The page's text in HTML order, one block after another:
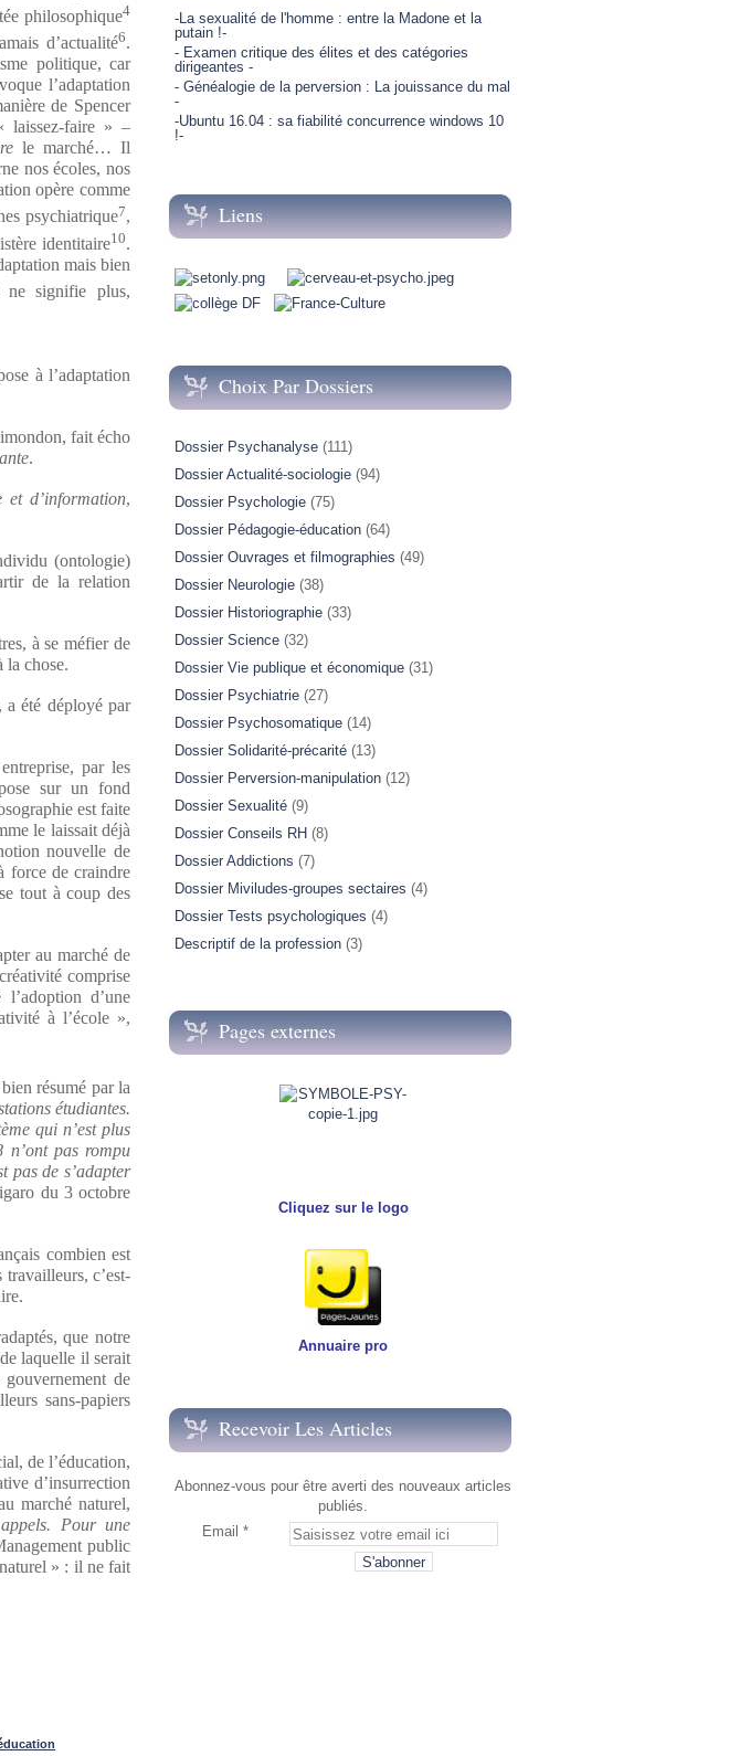
philosophique4
d’actualité6.
politique, car
l’adaptation
de Spencer
laissez-faire » –
le marché… Il
nos écoles, nos
opère comme
psychiatrique7,
identitaire10.
mais bien
ne signifie plus,
à l’adaptation
fait écho
.
et d’information,
(ontologie)
de la relation
à se méfier de
la chose.
a été déployé par
par les
sur un fond
est faite
le laissait déjà
nouvelle de
force de craindre
tout à coup des
au marché de
comprise
d’une
à l’école »,
résumé par la
étudiantes.
qui n’est plus
n’ont pas rompu
pas de s’adapter
du 3 octobre
combien est
c’est-
que notre
laquelle il serait
de
sans-papiers
de l’éducation,
d’insurrection
marché naturel,
Pour une
public
» : il ne fait
-La sexualité de l'homme : entre la Madone et la
putain !-
- Examen critique des élites et des catégories
dirigeantes -
- Généalogie de la perversion : La jouissance du mal
-
-Ubuntu 16.04 : sa fiabilité concurrence windows 10
!-
Liens
Choix Par Dossiers
Dossier Psychanalyse (111)
Dossier Actualité-sociologie (94)
Dossier Psychologie (75)
Dossier Pédagogie-éducation (64)
Dossier Ouvrages et filmographies (49)
Dossier Neurologie (38)
Dossier Historiographie (33)
Dossier Science (32)
Dossier Vie publique et économique (31)
Dossier Psychiatrie (27)
Dossier Psychosomatique (14)
Dossier Solidarité-précarité (13)
Dossier Perversion-manipulation (12)
Dossier Sexualité (9)
Dossier Conseils RH (8)
Dossier Addictions (7)
Dossier Miviludes-groupes sectaires (4)
Dossier Tests psychologiques (4)
Descriptif de la profession (3)
Pages externes
Cliquez sur le logo
Annuaire pro
Recevoir Les Articles
Abonnez-vous pour être averti des nouveaux articles
publiés.
Email